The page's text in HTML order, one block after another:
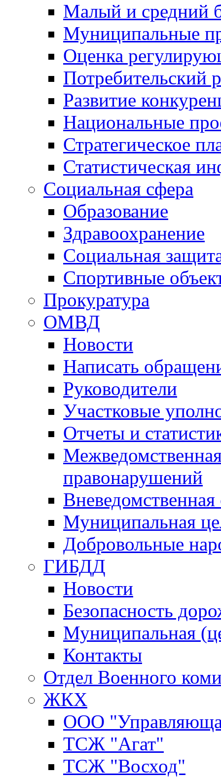
Малый и средний
Муниципальные
Оценка
Потребительский
Развитие
Национальные
Стратегическое
Статистическая
Социальная сфера
Образование
Здравоохранение
Социальная
Спортивные
Прокуратура
ОМВД
Новости
Написать
Руководители
Участковые
Отчеты и
правонарушений
Вневедомственная
Муниципальная
Добровольные
ГИБДД
Новости
Безопасность
Муниципальная
Контакты
Отдел Военного
ЖКХ
ООО
ТСЖ "Агат"
ТСЖ "Восход"